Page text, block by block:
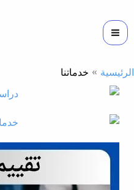
إلى
المحتوى
الرئيسية خدماتنا